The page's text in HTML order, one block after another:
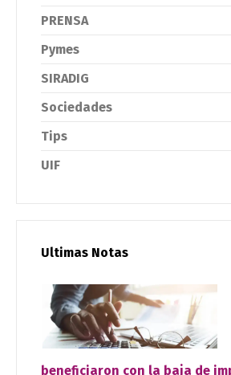
PRENSA
Pymes
SIRADIG
Sociedades
Tips
UIF
Ultimas Notas
beneficiaron con la baja de